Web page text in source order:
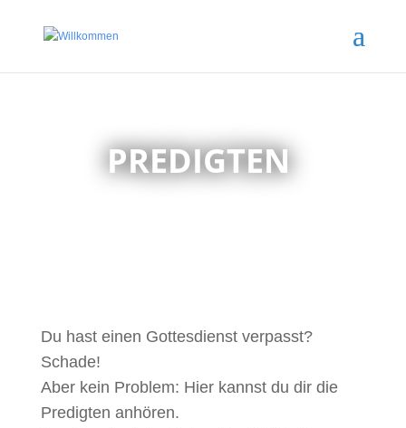
PREDIGTEN
Du hast einen Gottesdienst verpasst?
Schade!
Aber kein Problem: Hier kannst du dir die
Predigten anhören.